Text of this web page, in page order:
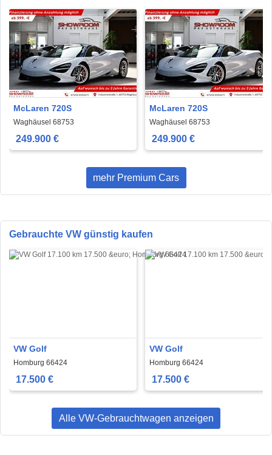
McLaren 720S
Waghäusel 68753
249.900 €
McLaren 720S
Waghäusel 68753
249.900 €
mehr Premium Cars
Gebrauchte VW günstig kaufen
VW Golf
Homburg 66424
17.500 €
VW Golf
Homburg 66424
17.500 €
Alle VW-Gebrauchtwagen anzeigen